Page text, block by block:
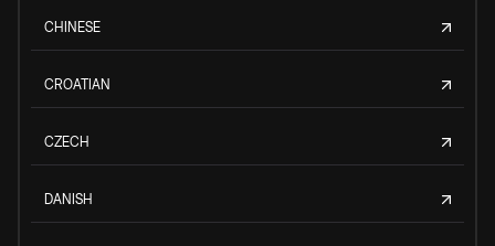
CHINESE
CROATIAN
CZECH
DANISH